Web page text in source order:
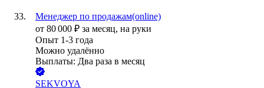
Менеджер по продажам(online)
от 80 000 ₽ за месяц, на руки
Опыт 1-3 года
Можно удалённо
Выплаты: Два раза в месяц
SEKVOYA